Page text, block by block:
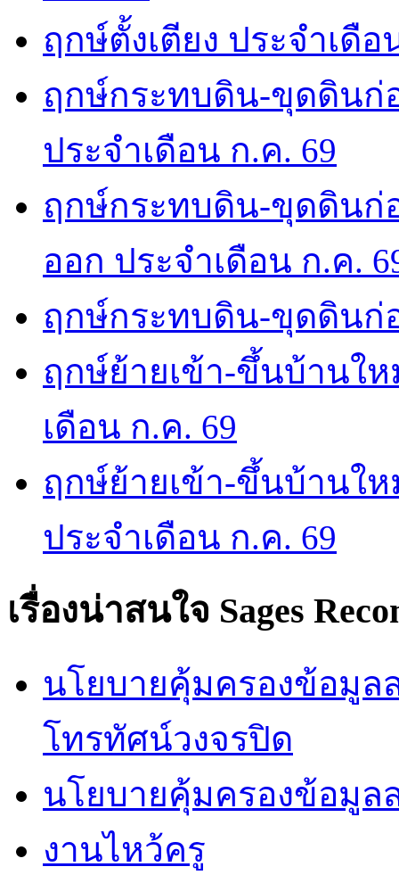
ฤกษ์ตั้งเตียง ประจำเดือ
ฤกษ์กระทบดิน-ขุดดินก่
ประจำเดือน ก.ค. 69
ฤกษ์กระทบดิน-ขุดดินก่
ออก ประจำเดือน ก.ค.
ฤกษ์กระทบดิน-ขุดดินก่
ฤกษ์ย้ายเข้า-ขึ้นบ้านใ
เดือน ก.ค. 69
ฤกษ์ย้ายเข้า-ขึ้นบ้านใ
ประจำเดือน ก.ค. 69
เรื่องน่าสนใจ Sages
นโยบายคุ้มครองข้อมูล
โทรทัศน์วงจรปิด
นโยบายคุ้มครองข้อมูล
งานไหว้ครู